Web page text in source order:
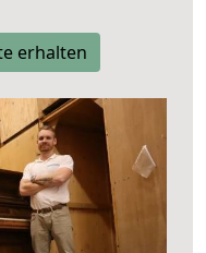
erhalten